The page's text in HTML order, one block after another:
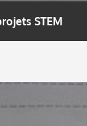
STEM